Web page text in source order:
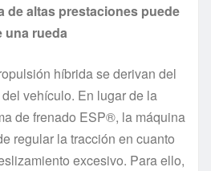
de altas prestaciones puede
una rueda
híbrida se derivan del
vehículo. En lugar de la
de frenado ESP®, la máquina
regular la tracción en cuanto
excesivo. Para ello,